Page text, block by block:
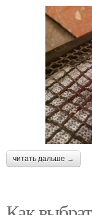
читать дальше →